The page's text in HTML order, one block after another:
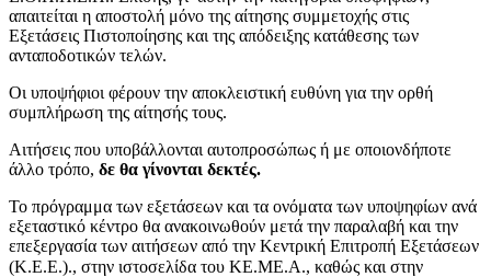
απαιτείται η αποστολή μόνο της αίτησης συμμετοχής στις
Εξετάσεις Πιστοποίησης και της απόδειξης κατάθεσης των
ανταποδοτικών τελών.
Οι υποψήφιοι φέρουν την αποκλειστική ευθύνη για την ορθή
συμπλήρωση της αίτησής τους.
Αιτήσεις που υποβάλλονται αυτοπροσώπως ή με οποιονδήποτε
άλλο τρόπο, δε θα γίνονται δεκτές.
Το πρόγραμμα των εξετάσεων και τα ονόματα των υποψηφίων ανά
εξεταστικό κέντρο θα ανακοινωθούν μετά την παραλαβή και την
επεξεργασία των αιτήσεων από την Κεντρική Επιτροπή Εξετάσεων
(Κ.Ε.Ε.)., στην ιστοσελίδα του ΚΕ.ΜΕ.Α., καθώς και στην